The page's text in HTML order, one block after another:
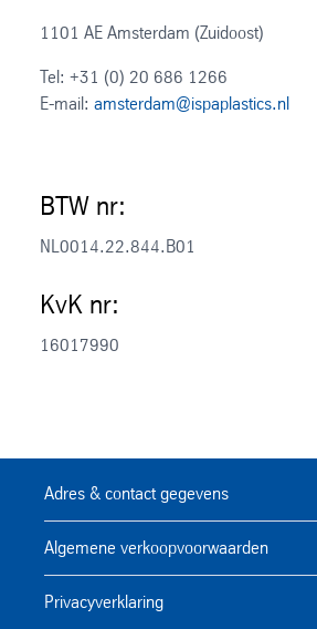
1101 AE Amsterdam (Zuidoost)
Tel: +31 (0) 20 686 1266
E-mail: amsterdam@ispaplastics.nl
BTW nr:
NL0014.22.844.B01
KvK nr:
16017990
Adres & contact gegevens
Algemene verkoopvoorwaarden
Privacyverklaring